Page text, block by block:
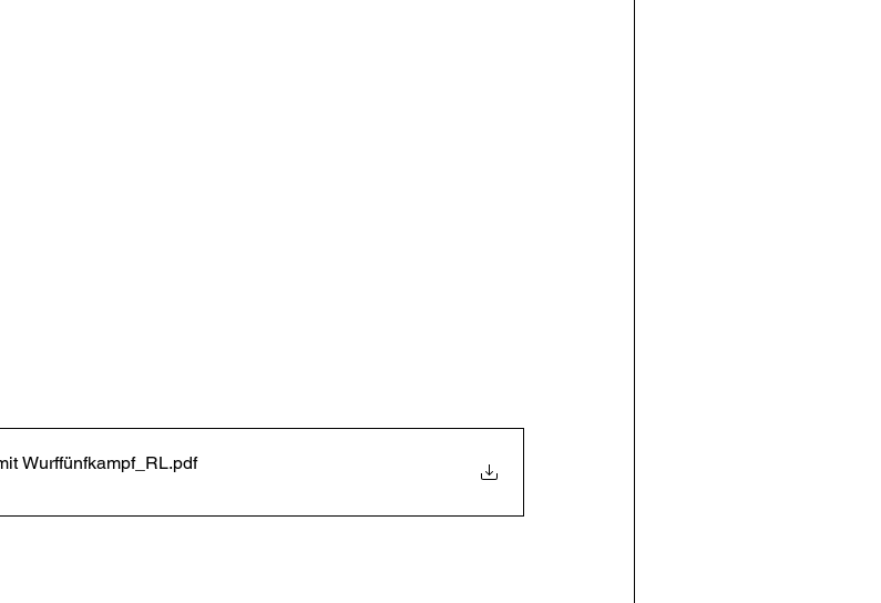
Wurffünfkampf_RL.pdf